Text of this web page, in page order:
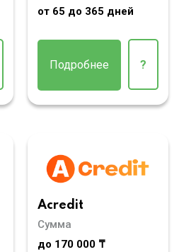
от 65 до 365 дней
Подробнее ?
Acredit
Сумма
до 170 000 ₸